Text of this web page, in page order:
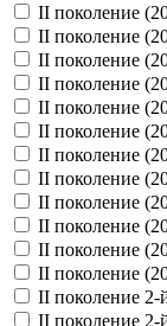
II поколение
II поколение
II поколение
II поколение
II поколение
II поколение
II поколение
II поколение
II поколение
II поколение
II поколение
II поколение
II поколение 2-
II поколение 2-